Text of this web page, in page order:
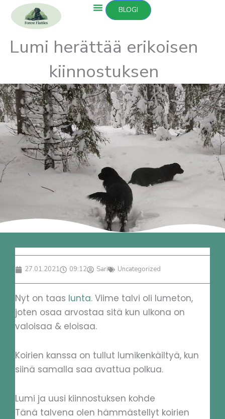
sisältöön
BLOGI
Lumi herättää erikoisen
kiinnostuksen
27.01.2021 09:12 Sari Uncategorized
Nyt on taas lunta. Viime talvi oli lumeton,
joten osaa arvostaa sitä kun ulkona on
valoisaa & eloisaa.
Koirien kanssa on tullut lumikenkäiltyä, kun
siinä samalla saa avattua polkua.
Lumi ja uusi kiinnostuksen kohde
Tänä talvena olen hämmästellyt koirien